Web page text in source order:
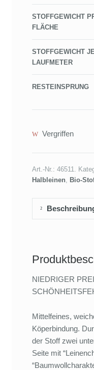
STOFFGEWICHT
FLÄCHE
STOFFGEWICHT
LAUFMETER
RESTEINSPRUNG
Vergriffen
Art.-Nr.:46511.
Halbleinen, Bio-
NIEDRIGER
Mittelfeines,
Köperbindung.
der Stoff zwei
Seite mit